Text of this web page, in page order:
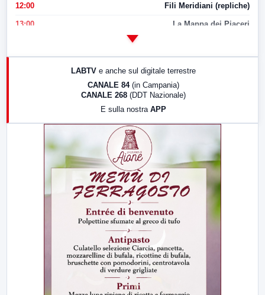
12:00 Fili Meridiani (repliche)
13:00 La Mappa dei Piaceri
17:00 LabNews (replica)
LABTV e anche sul digitale terrestre
CANALE 84 (in Campania)
CANALE 268 (DDT Nazionale)
E sulla nostra APP